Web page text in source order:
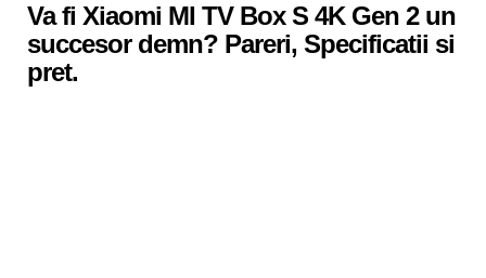
Va fi Xiaomi MI TV Box S 4K Gen 2 un
succesor demn? Pareri, Specificatii si
pret.